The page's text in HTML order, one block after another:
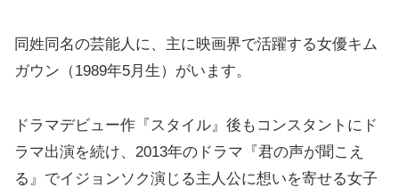
同姓同名の芸能人に、主に映画界で活躍する女優キム
ガウン（1989年5月生）がいます。
ドラマデビュー作『スタイル』後もコンスタントにド
ラマ出演を続け、2013年のドラマ『君の声が聞こえ
る』でイジョンソク演じる主人公に想いを寄せる女子